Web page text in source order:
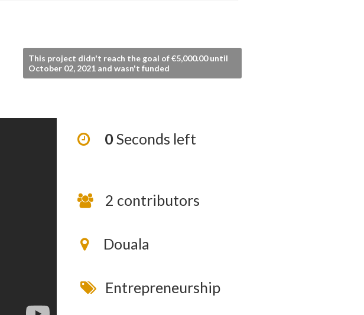
This project didn't reach the goal of €5,000.00 until
October 02, 2021 and wasn't funded
0Seconds left
2 contributors
Douala
Entrepreneurship